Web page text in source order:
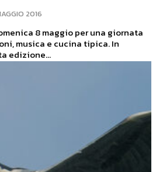
2016
8 maggio per una giornata
musica e cucina tipica. In
edizione...